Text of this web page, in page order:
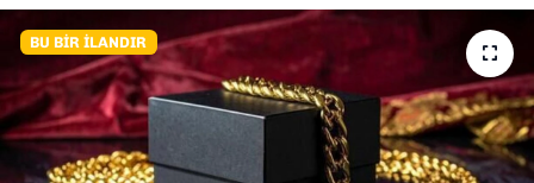
BU BIR İLANDIR
YAŞAM
YEREL YÖNETİMLER